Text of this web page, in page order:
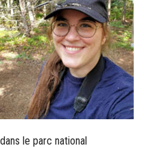
le parc national